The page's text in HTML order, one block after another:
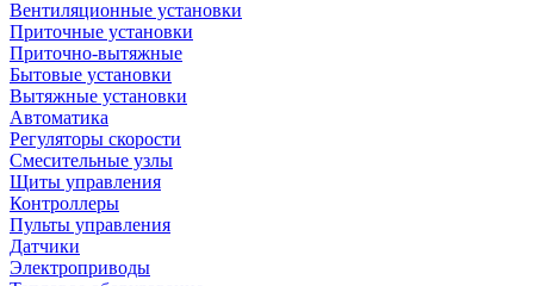
Вентиляционные установки
Приточные установки
Приточно-вытяжные
Бытовые установки
Вытяжные установки
Автоматика
Регуляторы скорости
Смесительные узлы
Щиты управления
Контроллеры
Пульты управления
Датчики
Электроприводы